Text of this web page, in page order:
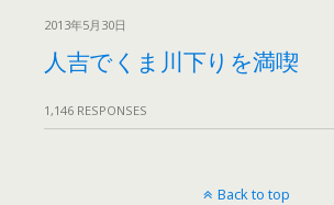
2013年5月30日
人吉でくま川下りを満喫
1,146 RESPONSES
Back to top